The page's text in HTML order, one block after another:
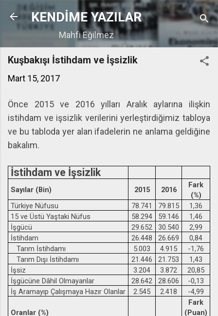
Ana içeriğe atla
KENDİME YAZILAR
Mahfi Eğilmez
Kuşbakışı İstihdam ve İşsizlik
Mart 15, 2017
Önce 2015 ve 2016 yılları Aralık aylarına ilişkin
istihdam ve işsizlik verilerini yerleştirdiğimiz tabloya
ve bu tabloda yer alan ifadelerin ne anlama geldiğine
bakalım.
İstihdam ve İşsizlik
Sayılar (Bin) 2015 2016
Fark
(%)
Türkiye Nüfusu
78.741 79.815
1,36
15 ve Üstü Yaştaki Nüfus
58.294 59.146
1,46
İşgücü
29.652 30.540
2,99
İstihdam
26.448 26.669
0,84
Tarım İstihdamı
5.003 4.915
-1,76
Tarım Dışı İstihdamı
21.446 21.753
1,43
İşsiz
3.204 3.872
20,85
İşgücüne Dâhil Olmayanlar
28.642 28.606
-0,13
İş Aramayıp Çalışmaya Hazır Olanlar
2.545 2.418 -4,99
Oranlar (%)
Fark
(Puan)